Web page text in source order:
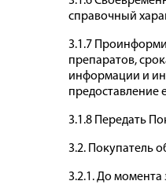
справочный
3.1.7
препаратов,
информации и
предоставление
3.1.8 Передать
3.2. Покупатель
3.2.1. До